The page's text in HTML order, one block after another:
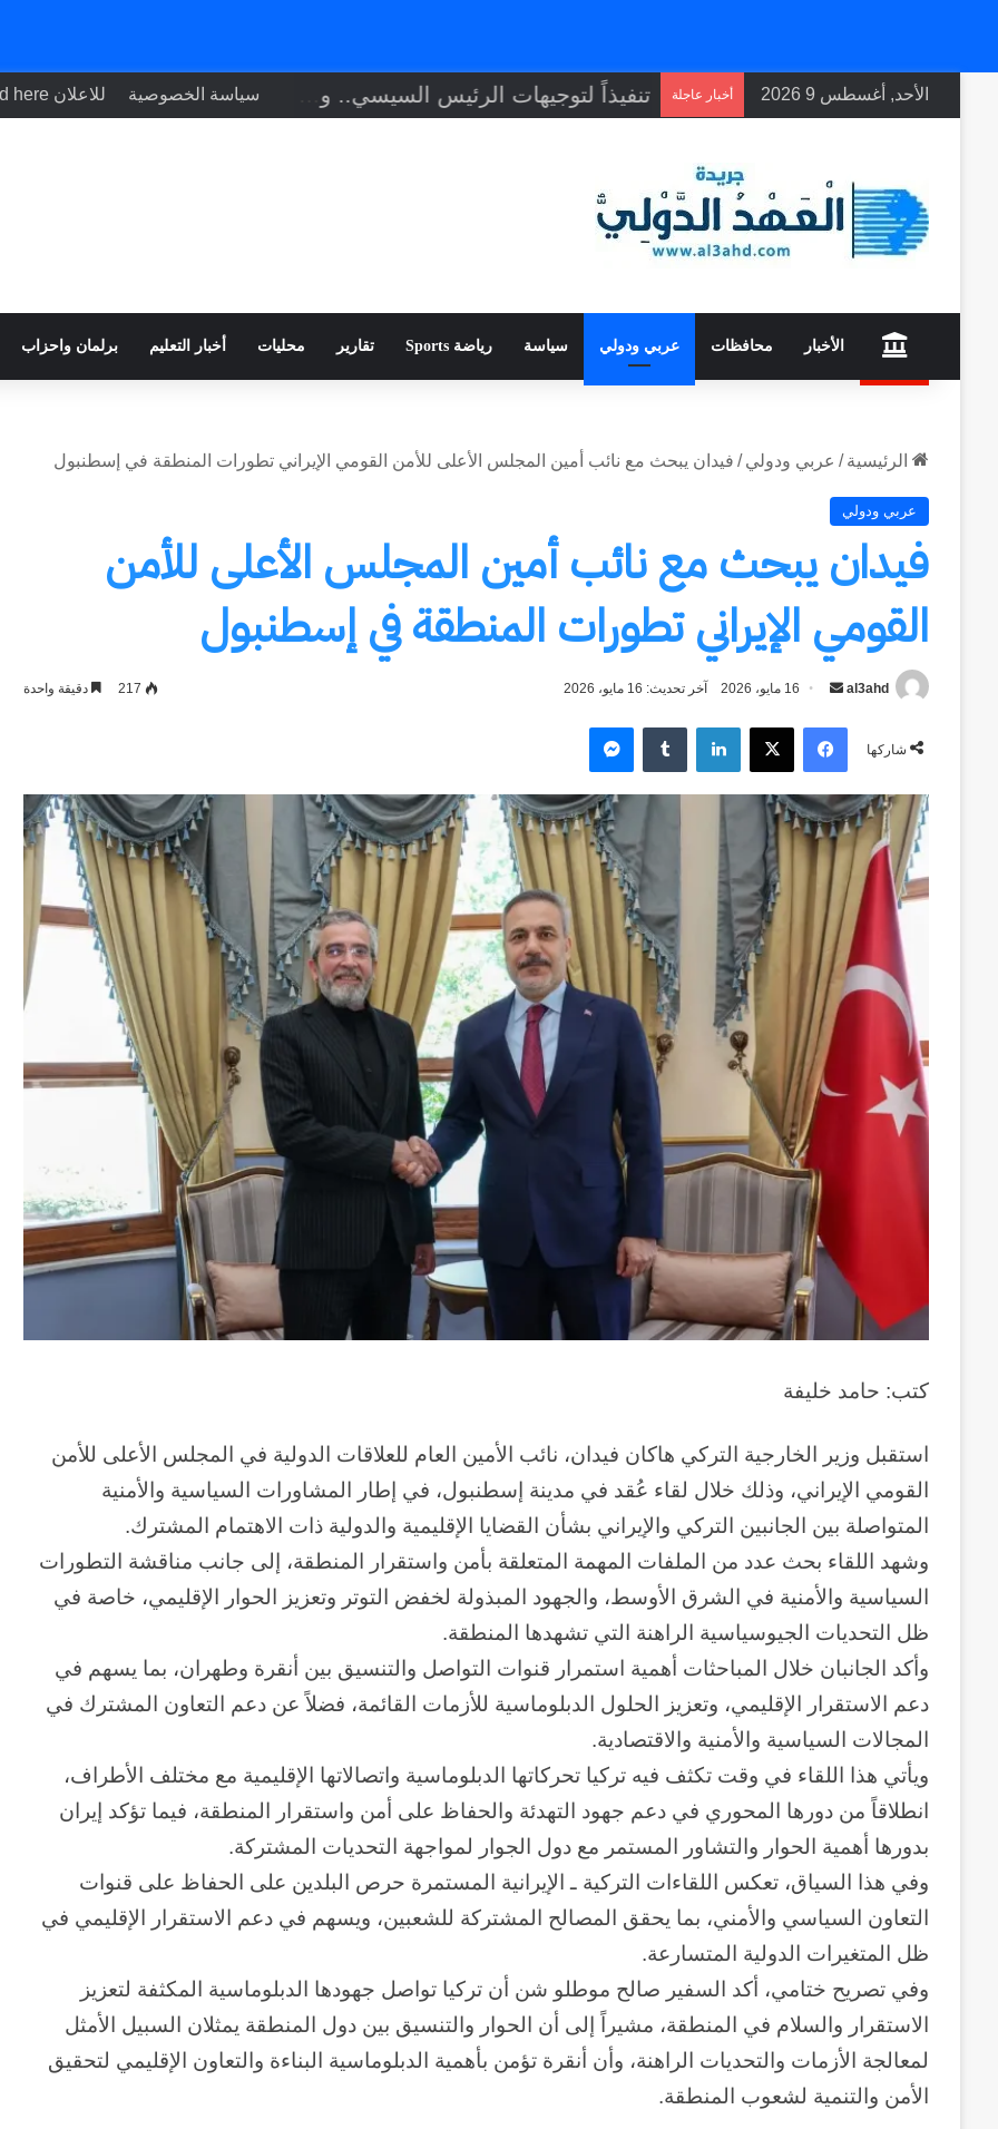
الأحد, أغسطس 9 2026 أخبار عاجلة سياسة الخصوصية للاعلان Your ad here
الأخبار محافظات عربي ودولي سياسة رياضة Sports تقارير محليات أخبار التعليم برلمان واحزاب
الرئيسية / عربي ودولي / فيدان يبحث مع نائب أمين المجلس الأعلى للأمن القومي الإيراني تطورات المنطقة في إسطنبول
عربي ودولي
فيدان يبحث مع نائب أمين المجلس الأعلى للأمن
القومي الإيراني تطورات المنطقة في إسطنبول
al3ahd
أرسل
إلكترونيا
16 مايو، 2026 آخر تحديث: 16 مايو، 2026 217 دقيقة واحدة
شاركها
فيسبوك‫X لينكدإن
‏Tumblr ماسنجر
كتب: حامد خليفة
استقبل وزير الخارجية التركي هاكان فيدان، نائب الأمين العام للعلاقات الدولية في المجلس الأعلى للأمن
القومي الإيراني، وذلك خلال لقاء عُقد في مدينة إسطنبول، في إطار المشاورات السياسية والأمنية
المتواصلة بين الجانبين التركي والإيراني بشأن القضايا الإقليمية والدولية ذات الاهتمام المشترك.
وشهد اللقاء بحث عدد من الملفات المهمة المتعلقة بأمن واستقرار المنطقة، إلى جانب مناقشة التطورات
السياسية والأمنية في الشرق الأوسط، والجهود المبذولة لخفض التوتر وتعزيز الحوار الإقليمي، خاصة في
ظل التحديات الجيوسياسية الراهنة التي تشهدها المنطقة.
وأكد الجانبان خلال المباحثات أهمية استمرار قنوات التواصل والتنسيق بين أنقرة وطهران، بما يسهم في
دعم الاستقرار الإقليمي، وتعزيز الحلول الدبلوماسية للأزمات القائمة، فضلاً عن دعم التعاون المشترك في
المجالات السياسية والأمنية والاقتصادية.
ويأتي هذا اللقاء في وقت تكثف فيه تركيا تحركاتها الدبلوماسية واتصالاتها الإقليمية مع مختلف الأطراف،
انطلاقاً من دورها المحوري في دعم جهود التهدئة والحفاظ على أمن واستقرار المنطقة، فيما تؤكد إيران
بدورها أهمية الحوار والتشاور المستمر مع دول الجوار لمواجهة التحديات المشتركة.
وفي هذا السياق، تعكس اللقاءات التركية ـ الإيرانية المستمرة حرص البلدين على الحفاظ على قنوات
التعاون السياسي والأمني، بما يحقق المصالح المشتركة للشعبين، ويسهم في دعم الاستقرار الإقليمي في
ظل المتغيرات الدولية المتسارعة.
وفي تصريح ختامي، أكد السفير صالح موطلو شن أن تركيا تواصل جهودها الدبلوماسية المكثفة لتعزيز
الاستقرار والسلام في المنطقة، مشيراً إلى أن الحوار والتنسيق بين دول المنطقة يمثلان السبيل الأمثل
لمعالجة الأزمات والتحديات الراهنة، وأن أنقرة تؤمن بأهمية الدبلوماسية البناءة والتعاون الإقليمي لتحقيق
الأمن والتنمية لشعوب المنطقة.